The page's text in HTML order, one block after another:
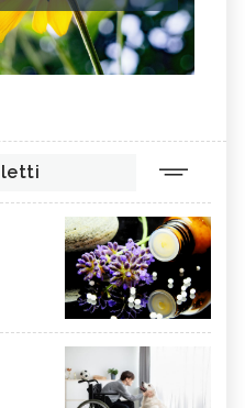
letti